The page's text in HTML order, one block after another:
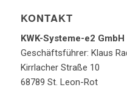
KONTAKT
KWK-Systeme-e2 GmbH
Geschäftsführer: Klaus
Kirrlacher Straße 10
68789 St. Leon-Rot